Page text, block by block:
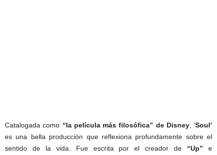
Catalogada como “la película más filosófica” de Disney, ‘Soul’
es una bella producción que reflexiona profundamente sobre el
sentido de la vida. Fue escrita por el creador de “Up” e